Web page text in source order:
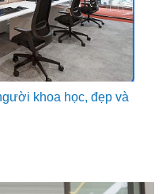
khoa học, đẹp và